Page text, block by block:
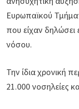
Ευρωπαϊκού
που είχαν δηλώσει
νόσου.
Την ίδια χρονική
21.000 νοσηλείες